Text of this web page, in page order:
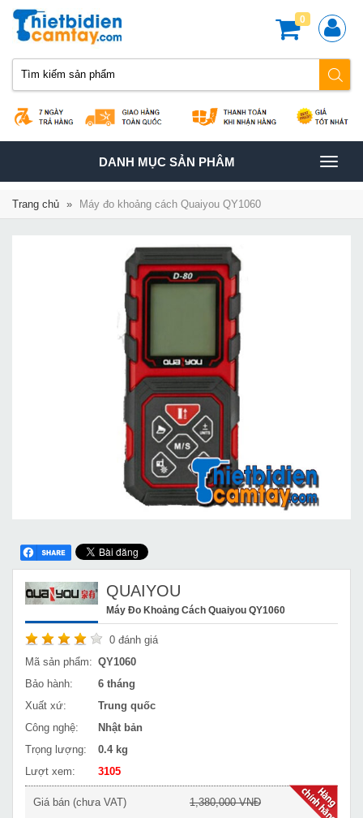
0
TOGGLE
NAVIGATION
DANH MỤC SẢN PHÂM
Trang chủ » Máy đo khoảng cách Quaiyou QY1060
QUAIYOU
Máy Đo Khoảng Cách Quaiyou QY1060
0 đánh giá
Mã sản phẩm: QY1060
Bảo hành:
6 tháng
Xuất xứ:
Trung quốc
Công nghệ:
Nhật bản
Trọng lượng:
0.4 kg
Lượt xem:
3105
Giá bán (chưa VAT)
1,380,000 VNĐ